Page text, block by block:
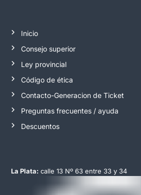
Inicio
Consejo superior
Ley provincial
Código de ética
Contacto-Generacion de Ticket
Preguntas frecuentes / ayuda
Descuentos
La Plata:calle 13 Nº 63 entre 33 y 34